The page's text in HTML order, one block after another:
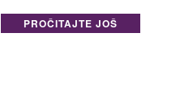
PROČITAJTE JOŠ